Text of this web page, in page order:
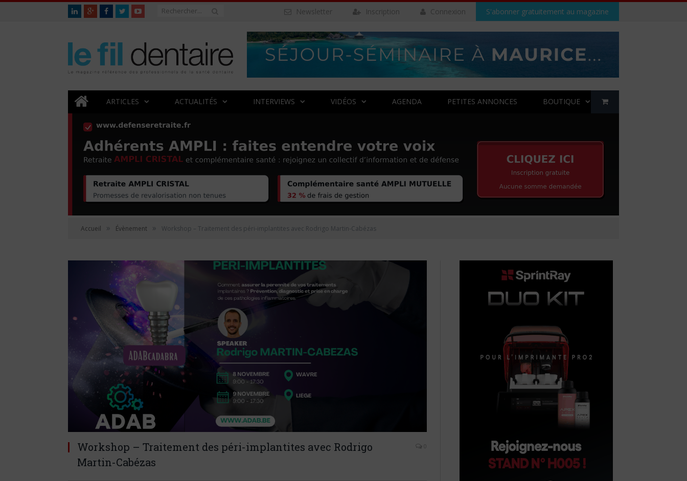
S'abonner gratuitement au magazine
Connexion
Inscription
Newsletter
ARTICLES ACTUALITÉS INTERVIEWS VIDÉOS AGENDA PETITES ANNONCES BOUTIQUE
Accueil » Évènement » Workshop – Traitement des péri-implantites avec Rodrigo Martin-Cabézas
Workshop – Traitement des péri-implantites avec Rodrigo
Martin-Cabézas
0